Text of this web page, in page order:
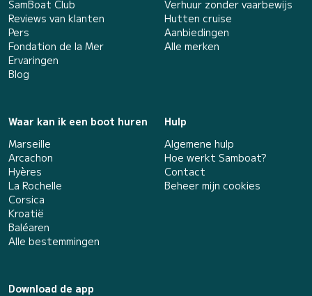
SamBoat Club
Reviews van klanten
Pers
Fondation de la Mer
Ervaringen
Blog
Verhuur zonder vaarbewijs
Hutten cruise
Aanbiedingen
Alle merken
Waar kan ik een boot huren
Marseille
Arcachon
Hyères
La Rochelle
Corsica
Kroatië
Baléaren
Alle bestemmingen
Hulp
Algemene hulp
Hoe werkt Samboat?
Contact
Beheer mijn cookies
Download de app